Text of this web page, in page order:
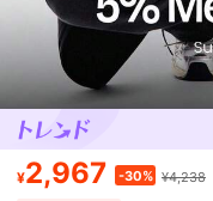
¥2,967 -30% ¥4,238